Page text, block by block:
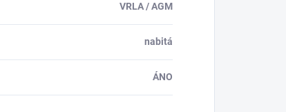
VRLA / AGM
nabitá
ÁNO